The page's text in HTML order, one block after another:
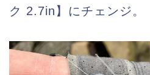
ク 2.7in】にチェンジ。